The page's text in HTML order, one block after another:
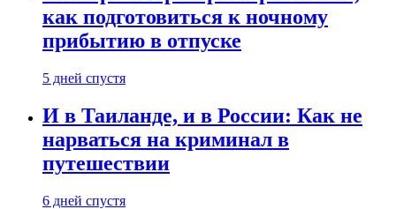
как подготовиться к ночному
прибытию в отпуске
5 дней спустя
И в Таиланде, и в России: Как не
нарваться на криминал в
путешествии
6 дней спустя